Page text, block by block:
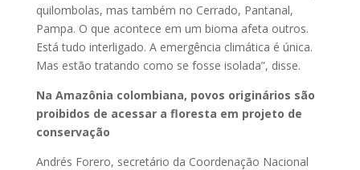
quilombolas, mas também no Cerrado, Pantanal,
Pampa. O que acontece em um bioma afeta outros.
Está tudo interligado. A emergência climática é única.
Mas estão tratando como se fosse isolada”, disse.
Na Amazônia colombiana, povos originários são
proibidos de acessar a floresta em projeto de
conservação
Andrés Forero, secretário da Coordenação Nacional